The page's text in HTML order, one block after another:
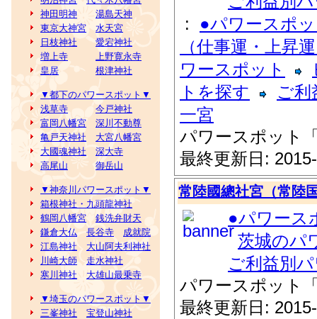
神田明神
湯島天神
東京大神宮
水天宮
日枝神社
愛宕神社
増上寺
上野寛永寺
皇居
根津神社
▼都下のパワースポット▼
浅草寺
今戸神社
富岡八幡宮
深川不動尊
亀戸天神社
大宮八幡宮
大國魂神社
深大寺
高尾山
御岳山
▼神奈川パワースポット▼
箱根神社・九頭龍神社
鶴岡八幡宮
銭洗弁財天
鎌倉大仏
長谷寺
成就院
江島神社
大山阿夫利神社
川崎大師
走水神社
寒川神社
大雄山最乗寺
▼埼玉のパワースポット▼
三峯神社
宝登山神社
: ●パワースポ
（仕事運・上昇
ワースポット
トを探す
ご利
一宮
パワースポット
最終更新日:
常陸國總社宮（常陸
●パワース
茨城のパ
ご利益別
パワースポット
最終更新日: